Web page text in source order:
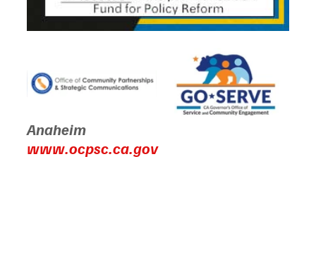
Anaheim
www.ocpsc.ca.gov